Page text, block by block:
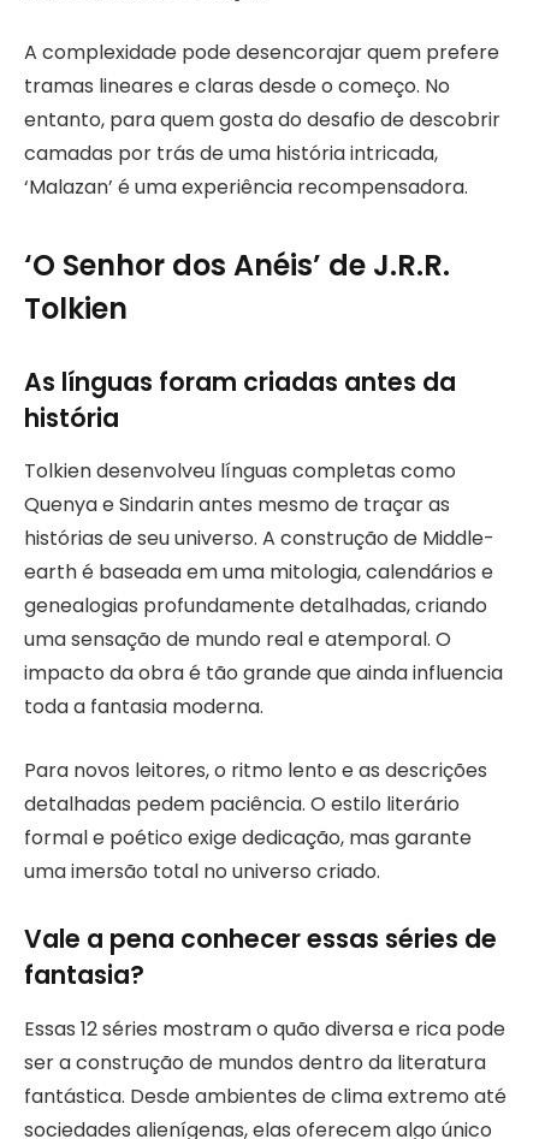
A complexidade pode desencorajar quem prefere
tramas lineares e claras desde o começo. No
entanto, para quem gosta do desafio de descobrir
camadas por trás de uma história intricada,
‘Malazan’ é uma experiência recompensadora.
‘O Senhor dos Anéis’ de J.R.R.
Tolkien
As línguas foram criadas antes da
história
Tolkien desenvolveu línguas completas como
Quenya e Sindarin antes mesmo de traçar as
histórias de seu universo. A construção de Middle-
earth é baseada em uma mitologia, calendários e
genealogias profundamente detalhadas, criando
uma sensação de mundo real e atemporal. O
impacto da obra é tão grande que ainda influencia
toda a fantasia moderna.
Para novos leitores, o ritmo lento e as descrições
detalhadas pedem paciência. O estilo literário
formal e poético exige dedicação, mas garante
uma imersão total no universo criado.
Vale a pena conhecer essas séries de
fantasia?
Essas 12 séries mostram o quão diversa e rica pode
ser a construção de mundos dentro da literatura
fantástica. Desde ambientes de clima extremo até
sociedades alienígenas, elas oferecem algo único